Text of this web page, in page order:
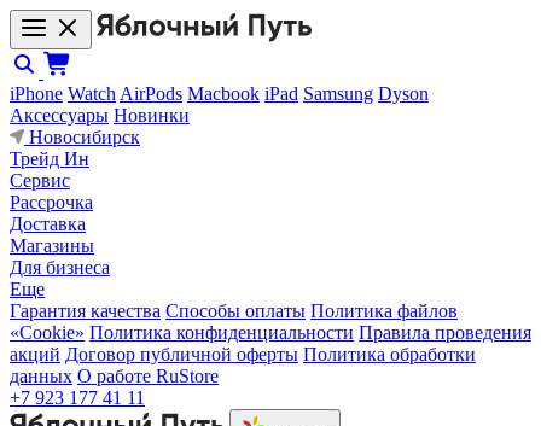
iPhone Watch AirPods Macbook iPad Samsung Dyson
Аксессуары Новинки
Новосибирск
Трейд Ин
Сервис
Рассрочка
Доставка
Магазины
Для бизнеса
Еще
Гарантия качества Способы оплаты Политика файлов
«Cookie» Политика конфиденциальности Правила проведения
акций Договор публичной оферты Политика обработки
данных О работе RuStore
+7 923 177 41 11